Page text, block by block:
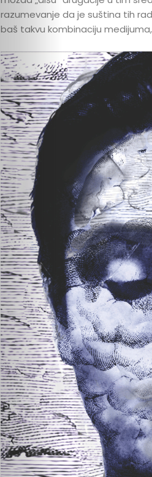
kutak
Kritički
ugao
BOLD
Izbor
Zavrti
ploču
Boldcast
Podrži
nas
razumevanje da je suština tih
baš takvu kombinaciju